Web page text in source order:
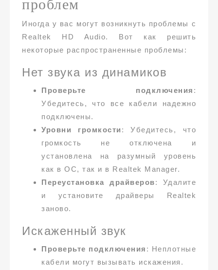
проблем
Иногда у вас могут возникнуть проблемы с
Realtek HD Audio. Вот как решить
некоторые распространенные проблемы:
Нет звука из динамиков
Проверьте подключения :
Убедитесь, что все кабели надежно
подключены.
Уровни громкости : Убедитесь, что
громкость не отключена и
установлена на разумный уровень
как в ОС, так и в Realtek Manager.
Переустановка драйверов: Удалите
и установите драйверы Realtek
заново.
Искаженный звук
Проверьте подключения : Неплотные
кабели могут вызывать искажения.